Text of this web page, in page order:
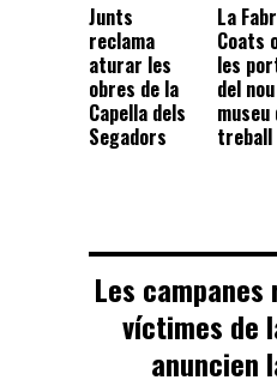
Junts
reclama
aturar les
obres de la
Capella dels
Segadors
La
Coats
les
del nou
museu
treball
Les
víctimes de
anuncien